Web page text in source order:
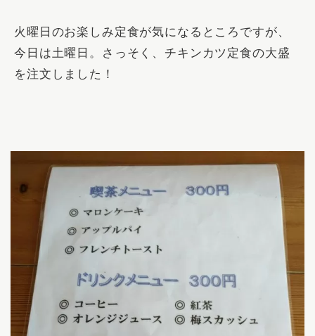
火曜日のお楽しみ定食が気になるところですが、
今日は土曜日。さっそく、チキンカツ定食の大盛
を注文しました！